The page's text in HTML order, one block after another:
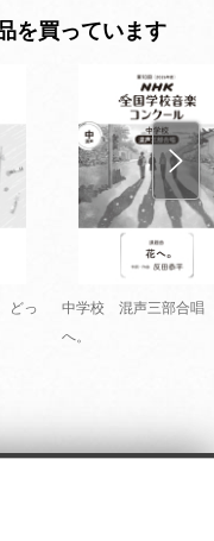
を買っています
どっ
中学校 混声三部合
へ。